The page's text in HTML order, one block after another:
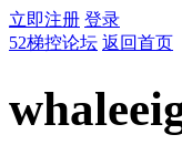
立即注册 登录
52梯控论坛 返回首页